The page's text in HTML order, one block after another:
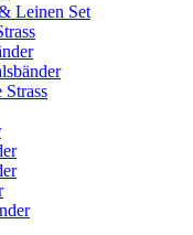
Leinen Set
Strass